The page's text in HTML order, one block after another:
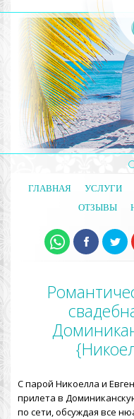
ГЛАВНАЯ УСЛУГИ
ОТЗЫВЫ
С парой Никоелла и
прилета в
по сети, обсуждая все